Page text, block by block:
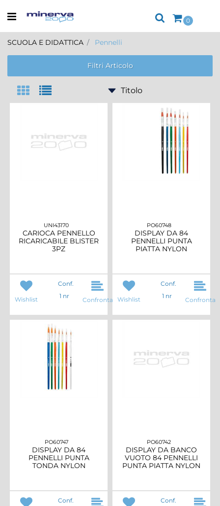
Open menu
0
SCUOLA E DIDATTICA Pennelli
Filtri Articolo
UNI43170
CARIOCA PENNELLO
RICARICABILE BLISTER
3PZ
Wishlist
Conf.
1 nr
Confronta
PO60748
DISPLAY DA 84
PENNELLI PUNTA
PIATTA NYLON
Wishlist
Conf.
1 nr
Confronta
PO60747
DISPLAY DA 84
PENNELLI PUNTA
TONDA NYLON
Conf.
PO60742
DISPLAY DA BANCO
VUOTO 84 PENNELLI
PUNTA PIATTA NYLON
Conf.